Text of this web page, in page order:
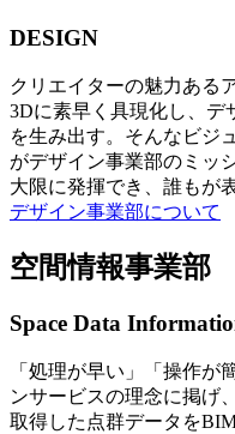
DESIGN
クリエイターの魅力ある
3Dに素早く具現化し、デ
を生み出す。そんなビジ
がデザイン事業部のミッ
大限に発揮でき、誰もが
デザイン事業部について
空間情報事業部
Space Data
「処理が早い」「操作が
ンサービスの理念に掲げ
取得した点群データを